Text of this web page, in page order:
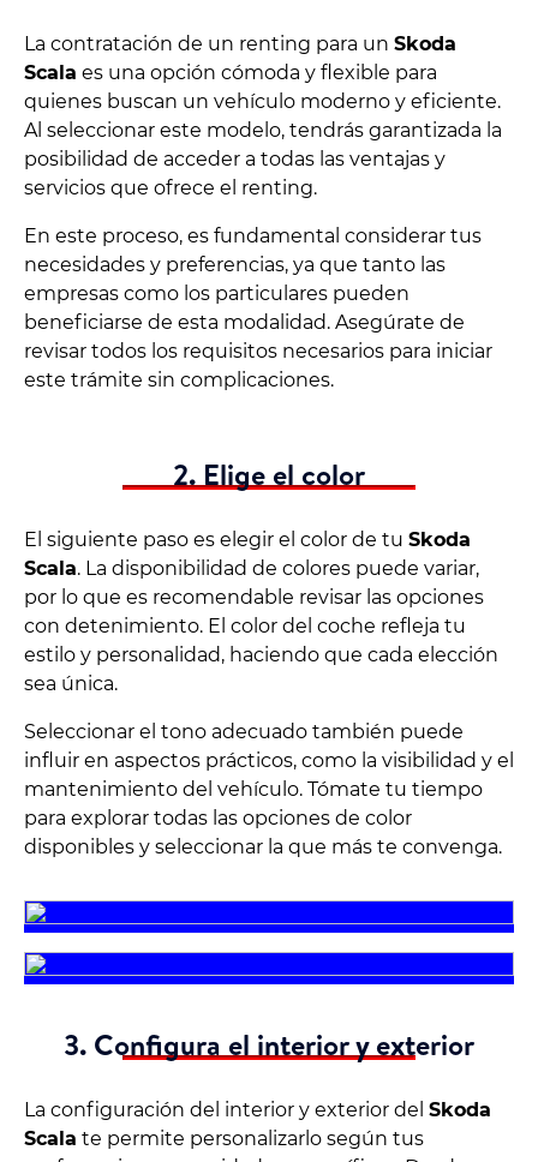
La contratación de un renting para un Skoda
Scala es una opción cómoda y flexible para
quienes buscan un vehículo moderno y eficiente.
Al seleccionar este modelo, tendrás garantizada la
posibilidad de acceder a todas las ventajas y
servicios que ofrece el renting.
En este proceso, es fundamental considerar tus
necesidades y preferencias, ya que tanto las
empresas como los particulares pueden
beneficiarse de esta modalidad. Asegúrate de
revisar todos los requisitos necesarios para iniciar
este trámite sin complicaciones.
2. Elige el color
El siguiente paso es elegir el color de tu Skoda
Scala. La disponibilidad de colores puede variar,
por lo que es recomendable revisar las opciones
con detenimiento. El color del coche refleja tu
estilo y personalidad, haciendo que cada elección
sea única.
Seleccionar el tono adecuado también puede
influir en aspectos prácticos, como la visibilidad y el
mantenimiento del vehículo. Tómate tu tiempo
para explorar todas las opciones de color
disponibles y seleccionar la que más te convenga.
3. Configura el interior y exterior
La configuración del interior y exterior del Skoda
Scala te permite personalizarlo según tus